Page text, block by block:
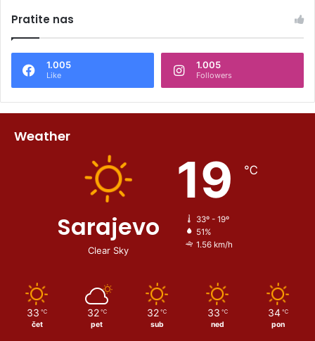
Pratite nas
1.005
Like
1.005
Followers
Weather
Sarajevo
Clear Sky
19 ℃
33º - 19º
51%
1.56 km/h
33 ℃
čet
32 ℃
pet
32 ℃
sub
33 ℃
ned
34 ℃
pon